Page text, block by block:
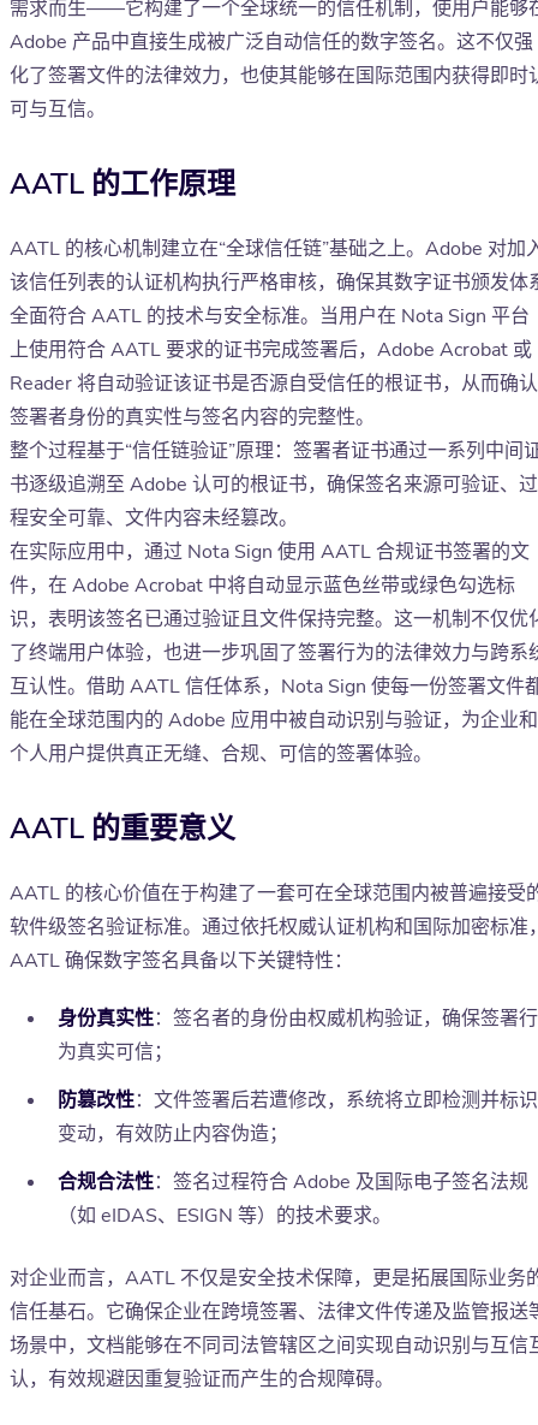
需求而生——它构建了一个全球统一的信任机制，使用户能够
Adobe 产品中直接生成被广泛自动信任的数字签名。这不仅强
化了签署文件的法律效力，也使其能够在国际范围内获得即时
可与互信。
AATL 的工作原理
AATL 的核心机制建立在“全球信任链”基础之上。Adobe 对加
该信任列表的认证机构执行严格审核，确保其数字证书颁发体
全面符合 AATL 的技术与安全标准。当用户在 Nota Sign 平台
上使用符合 AATL 要求的证书完成签署后，Adobe Acrobat 或
Reader 将自动验证该证书是否源自受信任的根证书，从而确认
签署者身份的真实性与签名内容的完整性。
整个过程基于“信任链验证”原理：签署者证书通过一系列中间
书逐级追溯至 Adobe 认可的根证书，确保签名来源可验证、过
程安全可靠、文件内容未经篡改。
在实际应用中，通过 Nota Sign 使用 AATL 合规证书签署的文
件，在 Adobe Acrobat 中将自动显示蓝色丝带或绿色勾选标
识，表明该签名已通过验证且文件保持完整。这一机制不仅优
了终端用户体验，也进一步巩固了签署行为的法律效力与跨系
互认性。借助 AATL 信任体系，Nota Sign 使每一份签署文件
能在全球范围内的 Adobe 应用中被自动识别与验证，为企业和
个人用户提供真正无缝、合规、可信的签署体验。
AATL 的重要意义
AATL 的核心价值在于构建了一套可在全球范围内被普遍接受
软件级签名验证标准。通过依托权威认证机构和国际加密标准
AATL 确保数字签名具备以下关键特性：
身份真实性：签名者的身份由权威机构验证，确保签署行
为真实可信；
防篡改性：文件签署后若遭修改，系统将立即检测并标识
变动，有效防止内容伪造；
合规合法性：签名过程符合 Adobe 及国际电子签名法规
（如 eIDAS、ESIGN 等）的技术要求。
对企业而言，AATL 不仅是安全技术保障，更是拓展国际业务
信任基石。它确保企业在跨境签署、法律文件传递及监管报送
场景中，文档能够在不同司法管辖区之间实现自动识别与互信
认，有效规避因重复验证而产生的合规障碍。